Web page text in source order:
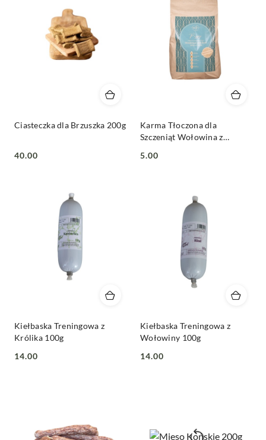
Ciasteczka dla Brzuszka 200g
Cena:
40.00
Karma Tłoczona dla
Szczeniąt Wołowina z
Cena:
5.00
Kiełbaska Treningowa z
Królika 100g
Cena:
14.00
Kiełbaska Treningowa z
Wołowiny 100g
Cena:
14.00